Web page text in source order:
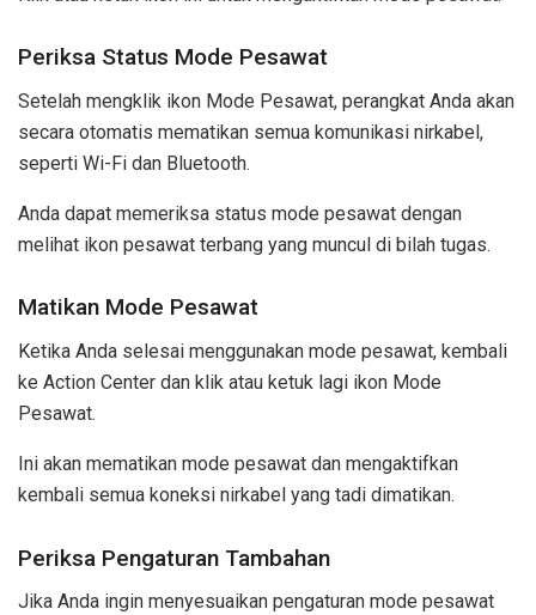
Periksa Status Mode Pesawat
Setelah mengklik ikon Mode Pesawat, perangkat Anda akan
secara otomatis mematikan semua komunikasi nirkabel,
seperti Wi-Fi dan Bluetooth.
Anda dapat memeriksa status mode pesawat dengan
melihat ikon pesawat terbang yang muncul di bilah tugas.
Matikan Mode Pesawat
Ketika Anda selesai menggunakan mode pesawat, kembali
ke Action Center dan klik atau ketuk lagi ikon Mode
Pesawat.
Ini akan mematikan mode pesawat dan mengaktifkan
kembali semua koneksi nirkabel yang tadi dimatikan.
Periksa Pengaturan Tambahan
Jika Anda ingin menyesuaikan pengaturan mode pesawat